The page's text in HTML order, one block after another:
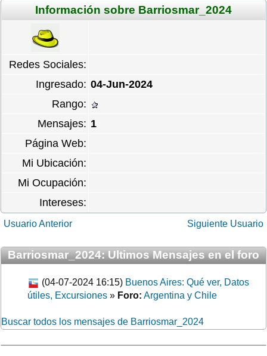
Información sobre Barriosmar_2024
Redes Sociales:
Ingresado: 04-Jun-2024
Rango:
Mensajes: 1
Página Web:
Mi Ubicación:
Mi Ocupación:
Intereses:
Usuario Anterior Siguiente Usuario
Barriosmar_2024: Ultimos Mensajes en el foro
(04-07-2024 16:15) Buenos Aires: Qué ver, Datos
útiles, Excursiones » Foro: Argentina y Chile
Buscar todos los mensajes de Barriosmar_2024